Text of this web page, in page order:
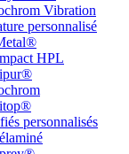
Vibration
personnalisé
HPL
personnalisés